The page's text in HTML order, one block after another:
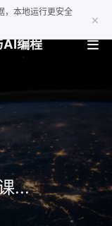
，本地运行更安全
×
AI编程
...